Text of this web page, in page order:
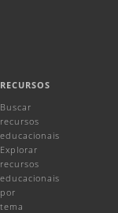
RECURSOS
Buscar
recursos
educacionais
Explorar
recursos
educacionais
por
tema